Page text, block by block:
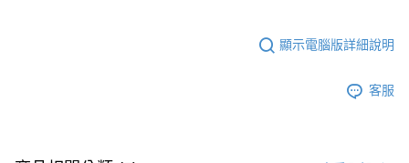
顯示電腦版詳細說明
客服